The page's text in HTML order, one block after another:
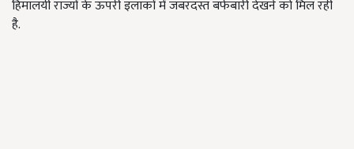
हिमालयी राज्यों के ऊपरी इलाकों में जबरदस्त बर्फबारी देखने को मिल रही
है.